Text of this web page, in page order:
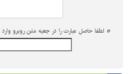
* لطفا حاصل عبارت را در جعبه متن روبرو وارد